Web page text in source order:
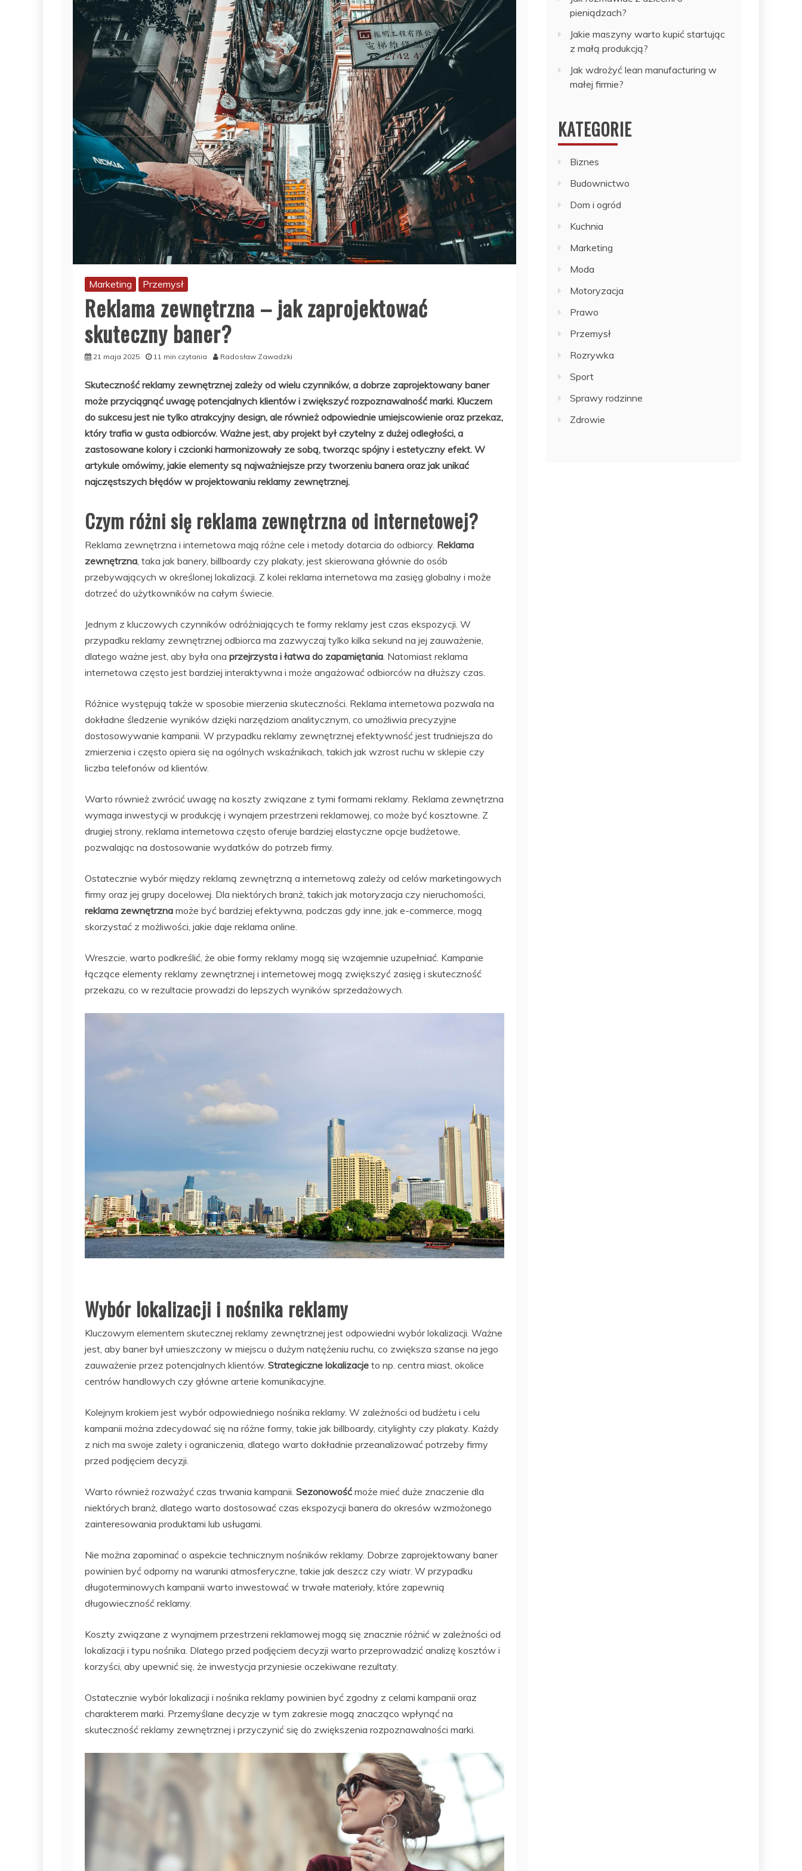
Marketing Przemysł
Reklama zewnętrzna – jak zaprojektować
skuteczny baner?
21 maja 2025 11 min czytania Radosław Zawadzki
Skuteczność reklamy zewnętrznej zależy od wielu czynników, a dobrze zaprojektowany baner
może przyciągnąć uwagę potencjalnych klientów i zwiększyć rozpoznawalność marki. Kluczem
do sukcesu jest nie tylko atrakcyjny design, ale również odpowiednie umiejscowienie oraz przekaz,
który trafia w gusta odbiorców. Ważne jest, aby projekt był czytelny z dużej odległości, a
zastosowane kolory i czcionki harmonizowały ze sobą, tworząc spójny i estetyczny efekt. W
artykule omówimy, jakie elementy są najważniejsze przy tworzeniu banera oraz jak unikać
najczęstszych błędów w projektowaniu reklamy zewnętrznej.
Czym różni się reklama zewnętrzna od internetowej?
Reklama zewnętrzna i internetowa mają różne cele i metody dotarcia do odbiorcy. Reklama
zewnętrzna , taka jak banery, billboardy czy plakaty, jest skierowana głównie do osób
przebywających w określonej lokalizacji. Z kolei reklama internetowa ma zasięg globalny i może
dotrzeć do użytkowników na całym świecie.
Jednym z kluczowych czynników odróżniających te formy reklamy jest czas ekspozycji. W
przypadku reklamy zewnętrznej odbiorca ma zazwyczaj tylko kilka sekund na jej zauważenie,
dlatego ważne jest, aby była ona przejrzysta i łatwa do zapamiętania . Natomiast reklama
internetowa często jest bardziej interaktywna i może angażować odbiorców na dłuższy czas.
Różnice występują także w sposobie mierzenia skuteczności. Reklama internetowa pozwala na
dokładne śledzenie wyników dzięki narzędziom analitycznym, co umożliwia precyzyjne
dostosowywanie kampanii. W przypadku reklamy zewnętrznej efektywność jest trudniejsza do
zmierzenia i często opiera się na ogólnych wskaźnikach, takich jak wzrost ruchu w sklepie czy
liczba telefonów od klientów.
Warto również zwrócić uwagę na koszty związane z tymi formami reklamy. Reklama zewnętrzna
wymaga inwestycji w produkcję i wynajem przestrzeni reklamowej, co może być kosztowne. Z
drugiej strony, reklama internetowa często oferuje bardziej elastyczne opcje budżetowe,
pozwalając na dostosowanie wydatków do potrzeb firmy.
Ostatecznie wybór między reklamą zewnętrzną a internetową zależy od celów marketingowych
firmy oraz jej grupy docelowej. Dla niektórych branż, takich jak motoryzacja czy nieruchomości,
reklama zewnętrzna może być bardziej efektywna, podczas gdy inne, jak e-commerce, mogą
skorzystać z możliwości, jakie daje reklama online.
Wreszcie, warto podkreślić, że obie formy reklamy mogą się wzajemnie uzupełniać. Kampanie
łączące elementy reklamy zewnętrznej i internetowej mogą zwiększyć zasięg i skuteczność
przekazu, co w rezultacie prowadzi do lepszych wyników sprzedażowych.
Wybór lokalizacji i nośnika reklamy
Kluczowym elementem skutecznej reklamy zewnętrznej jest odpowiedni wybór lokalizacji. Ważne
jest, aby baner był umieszczony w miejscu o dużym natężeniu ruchu, co zwiększa szanse na jego
zauważenie przez potencjalnych klientów. Strategiczne lokalizacje to np. centra miast, okolice
centrów handlowych czy główne arterie komunikacyjne.
Kolejnym krokiem jest wybór odpowiedniego nośnika reklamy. W zależności od budżetu i celu
kampanii można zdecydować się na różne formy, takie jak billboardy, citylighty czy plakaty. Każdy
z nich ma swoje zalety i ograniczenia, dlatego warto dokładnie przeanalizować potrzeby firmy
przed podjęciem decyzji.
Warto również rozważyć czas trwania kampanii. Sezonowość może mieć duże znaczenie dla
niektórych branż, dlatego warto dostosować czas ekspozycji banera do okresów wzmożonego
zainteresowania produktami lub usługami.
Nie można zapominać o aspekcie technicznym nośników reklamy. Dobrze zaprojektowany baner
powinien być odporny na warunki atmosferyczne, takie jak deszcz czy wiatr. W przypadku
długoterminowych kampanii warto inwestować w trwałe materiały, które zapewnią
długowieczność reklamy.
Koszty związane z wynajmem przestrzeni reklamowej mogą się znacznie różnić w zależności od
lokalizacji i typu nośnika. Dlatego przed podjęciem decyzji warto przeprowadzić analizę kosztów i
korzyści, aby upewnić się, że inwestycja przyniesie oczekiwane rezultaty.
Ostatecznie wybór lokalizacji i nośnika reklamy powinien być zgodny z celami kampanii oraz
charakterem marki. Przemyślane decyzje w tym zakresie mogą znacząco wpłynąć na
skuteczność reklamy zewnętrznej i przyczynić się do zwiększenia rozpoznawalności marki.
pieniądzach?
Jakie maszyny warto kupić startując
z małą produkcją?
Jak wdrożyć lean manufacturing w
małej firmie?
KATEGORIE
Biznes
Budownictwo
Dom i ogród
Kuchnia
Marketing
Moda
Motoryzacja
Prawo
Przemysł
Rozrywka
Sport
Sprawy rodzinne
Zdrowie